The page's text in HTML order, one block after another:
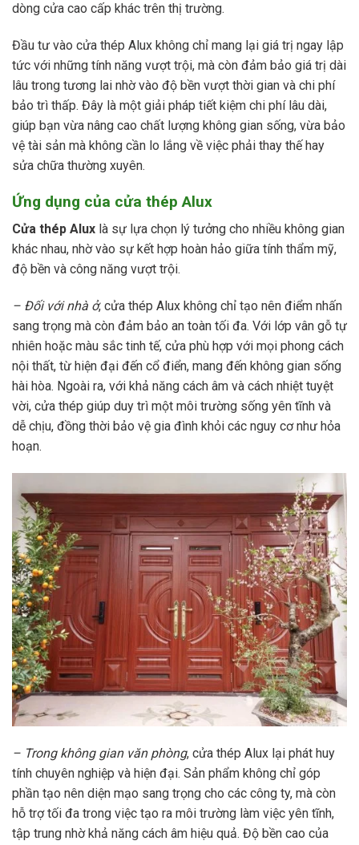
dòng cửa cao cấp khác trên thị trường.
Đầu tư vào cửa thép Alux không chỉ mang lại giá trị ngay lập
tức với những tính năng vượt trội, mà còn đảm bảo giá trị dài
lâu trong tương lai nhờ vào độ bền vượt thời gian và chi phí
bảo trì thấp. Đây là một giải pháp tiết kiệm chi phí lâu dài,
giúp bạn vừa nâng cao chất lượng không gian sống, vừa bảo
vệ tài sản mà không cần lo lắng về việc phải thay thế hay
sửa chữa thường xuyên.
Ứng dụng của cửa thép Alux
Cửa thép Alux là sự lựa chọn lý tưởng cho nhiều không gian
khác nhau, nhờ vào sự kết hợp hoàn hảo giữa tính thẩm mỹ,
độ bền và công năng vượt trội.
– Đối với nhà ở, cửa thép Alux không chỉ tạo nên điểm nhấn
sang trọng mà còn đảm bảo an toàn tối đa. Với lớp vân gỗ tự
nhiên hoặc màu sắc tinh tế, cửa phù hợp với mọi phong cách
nội thất, từ hiện đại đến cổ điển, mang đến không gian sống
hài hòa. Ngoài ra, với khả năng cách âm và cách nhiệt tuyệt
vời, cửa thép giúp duy trì một môi trường sống yên tĩnh và
dễ chịu, đồng thời bảo vệ gia đình khỏi các nguy cơ như hỏa
hoạn.
– Trong không gian văn phòng, cửa thép Alux lại phát huy
tính chuyên nghiệp và hiện đại. Sản phẩm không chỉ góp
phần tạo nên diện mạo sang trọng cho các công ty, mà còn
hỗ trợ tối đa trong việc tạo ra môi trường làm việc yên tĩnh,
tập trung nhờ khả năng cách âm hiệu quả. Độ bền cao của